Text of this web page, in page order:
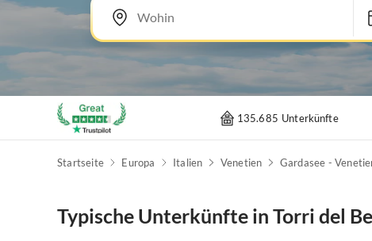
135.685 Unterkünfte
Startseite Europa Italien Venetien Gardasee -
Typische Unterkünfte in Torri del